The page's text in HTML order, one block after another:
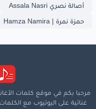
أصالة نصري Assala Nasri
حمزة نمرة | Hamza Namira
مرحبا بكم في موقع كلمات
غنائية على اليوتيوب مع